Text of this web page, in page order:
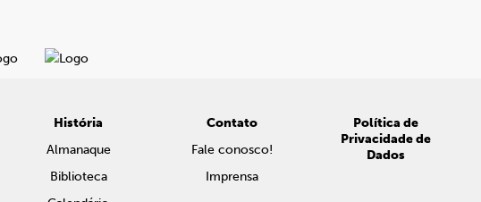
História
Almanaque
Biblioteca
Contato
Fale conosco!
Imprensa
Política de
Privacidade de
Dados